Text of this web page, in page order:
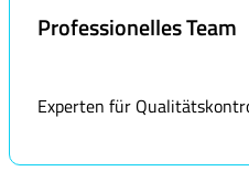
Professionelles Team
Experten für